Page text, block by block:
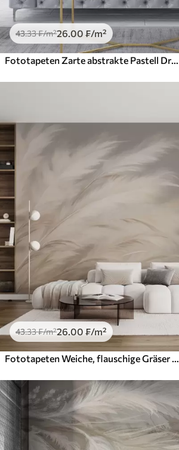
43.33₣/m²26.00 ₣/m²
Fototapeten Zarte abstrakte Pastell Druck von weißen Blumen auf verschwommenen Hintergrund, weich und ätherisch
43.33₣/m²26.00 ₣/m²
Fototapeten Weiche, flauschige Gräser in Beige und Grau